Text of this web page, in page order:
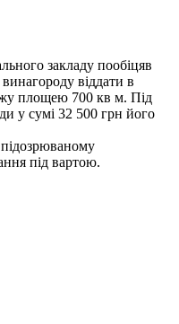
закладу пообіцяв
віддати в
площею 700 кв м. Під
у сумі 32 500 грн його
під вартою.